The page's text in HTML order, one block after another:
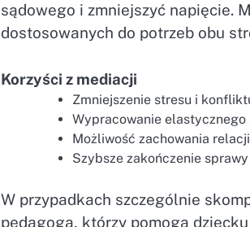
sądowego i zmniejszyć napięcie.
dostosowanych do potrzeb obu
Korzyści z mediacji
Zmniejszenie stresu i
Wypracowanie elastycznego
Możliwość zachowania
Szybsze zakończenie
W przypadkach szczególnie
pedagoga, którzy pomogą